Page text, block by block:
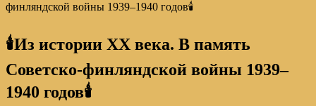
финляндской войны 1939–1940 годов🕯️
🕯️Из истории XX века. В память
Советско-финляндской войны 1939–
1940 годов🕯️